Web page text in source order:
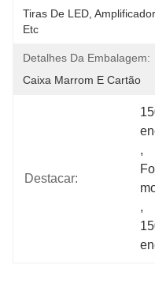
Tiras De LED,
Etc
Detalhes Da Embalagem:
Caixa Marrom E Cartão
Destacar:
,
,